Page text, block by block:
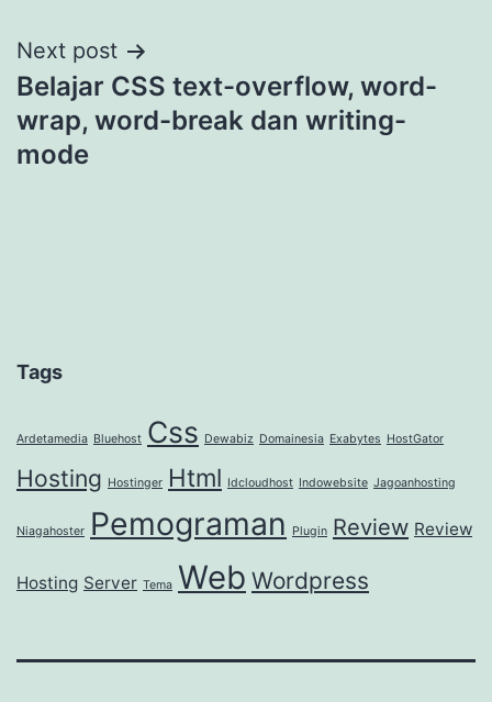
Next post
Belajar CSS text-overflow, word-
wrap, word-break dan writing-
mode
Tags
Ardetamedia Bluehost Css Dewabiz Domainesia Exabytes HostGator
Hosting Hostinger Html Idcloudhost Indowebsite Jagoanhosting
Niagahoster Pemograman Plugin Review Review
Hosting Server Tema Web Wordpress